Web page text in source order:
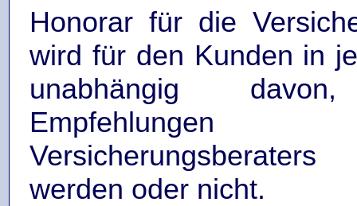
Honorar für die
wird für den Kunden in
unabhängig
werden oder nicht.